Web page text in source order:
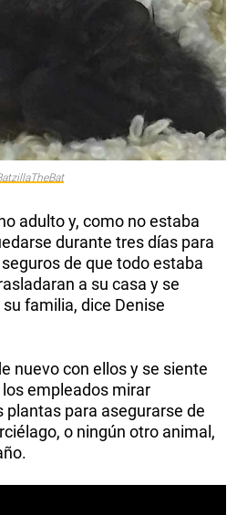
adulto y, como no estaba
durante tres días para
de que todo estaba
a su casa y se
familia, dice Denise
nuevo con ellos y se siente
empleados mirar
para asegurarse de
o ningún otro animal,